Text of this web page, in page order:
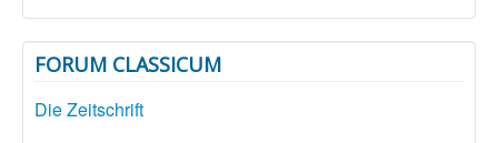
FORUM CLASSICUM
Die Zeitschrift